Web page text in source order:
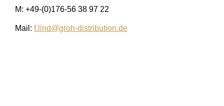
M: +49-(0)176-56 38 97 22
Mail: f.lind@groh-distribution.de